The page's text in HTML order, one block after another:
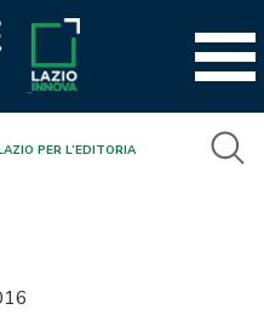
PER L’EDITORIA